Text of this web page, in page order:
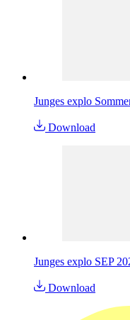
Junges explo
Download
Junges explo SEP
Download